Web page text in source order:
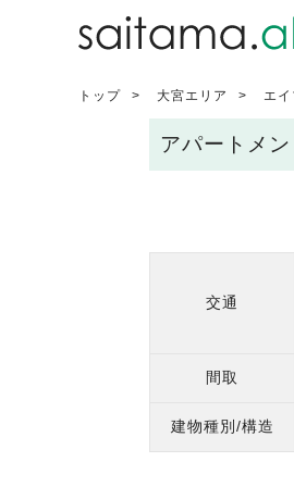
トップ 大宮エリア エ
アパートメ
交通
間取
建物種別/構造